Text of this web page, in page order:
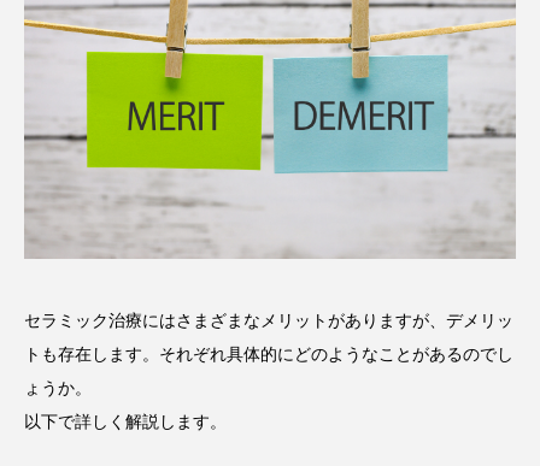
セラミック治療にはさまざまなメリットがありますが、デメリッ
トも存在します。それぞれ具体的にどのようなことがあるのでし
ょうか。
以下で詳しく解説します。